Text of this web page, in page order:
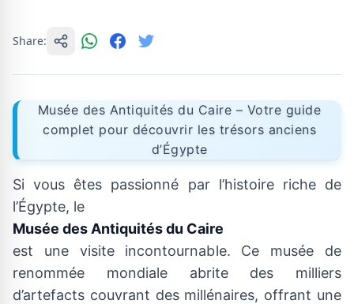
Share:
Musée des Antiquités du Caire – Votre guide
complet pour découvrir les trésors anciens
d’Égypte
Si vous êtes passionné par l’histoire riche de
l’Égypte, le
Musée des Antiquités du Caire
est une visite incontournable. Ce musée de
renommée mondiale abrite des milliers
d’artefacts couvrant des millénaires, offrant une